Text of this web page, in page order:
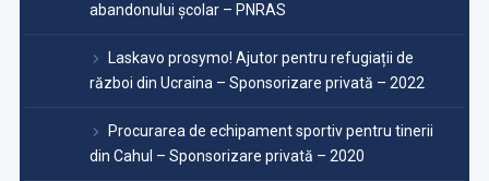
abandonului școlar – PNRAS
Laskavo prosymo! Ajutor pentru refugiații de
război din Ucraina – Sponsorizare privată – 2022
Procurarea de echipament sportiv pentru tinerii
din Cahul – Sponsorizare privată – 2020